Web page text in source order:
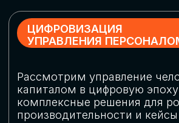
«пересборки» бизнес-моделей
СКАЧАТЬ
ПРОГРАММУ